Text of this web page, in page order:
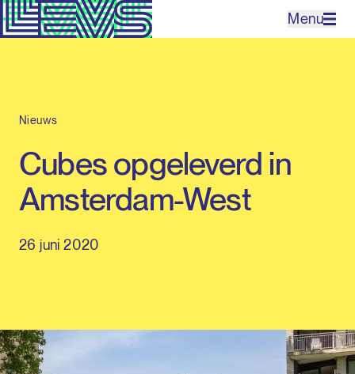
Menu
Expertises
Nieuws
Cubes opgeleverd in
Amsterdam-West
26 juni 2020